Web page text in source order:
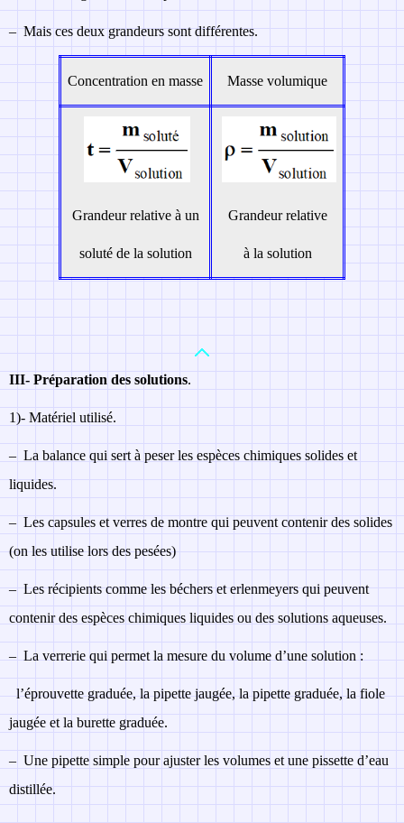
– Mais ces deux grandeurs sont différentes.
Concentration en masse Masse volumique
Grandeur relative à un
soluté de la solution
Grandeur relative
à la solution
III- Préparation des solutions.
1)- Matériel utilisé.
– La balance qui sert à peser les espèces chimiques solides et
liquides.
– Les capsules et verres de montre qui peuvent contenir des solides
(on les utilise lors des pesées)
– Les récipients comme les béchers et erlenmeyers qui peuvent
contenir des espèces chimiques liquides ou des solutions aqueuses.
– La verrerie qui permet la mesure du volume d’une solution :
l’éprouvette graduée, la pipette jaugée, la pipette graduée, la fiole
jaugée et la burette graduée.
– Une pipette simple pour ajuster les volumes et une pissette d’eau
distillée.